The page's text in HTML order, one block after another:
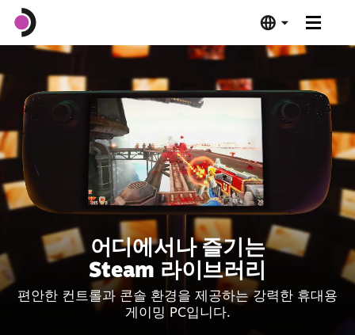
Steam Deck LCD
도킹 스테이션
소프트웨어
Deck Verified
제품 사양
어디에서나 즐기는
Steam 라이브러리
편안한 컨트롤과 콘솔 환경을 제공하는 강력한 휴대용
게이밍 PC입니다.